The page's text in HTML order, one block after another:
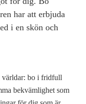
har att erbjuda
i en skön och
världar: bo i fridfull
bekvämlighet som